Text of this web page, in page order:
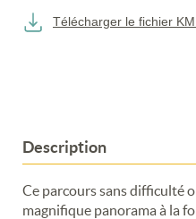
Description
Ce parcours sans difficulté
magnifique panorama à la
Télécharger le fichier